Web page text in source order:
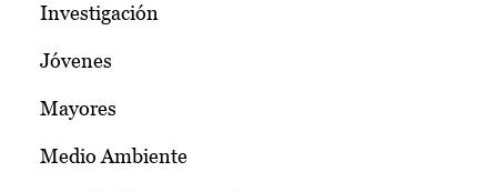
Investigación
Jóvenes
Mayores
Medio Ambiente